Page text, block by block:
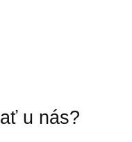
u nás?